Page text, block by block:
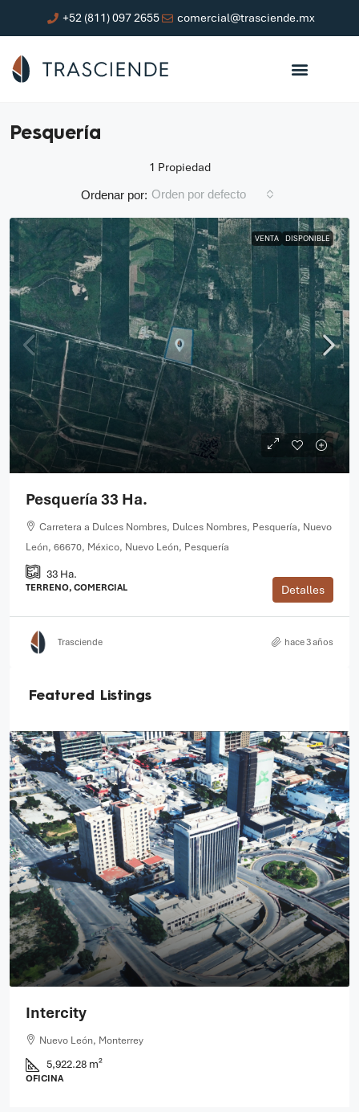
+52 (811) 097 2655 comercial@trasciende.mx
Pesquería
1 Propiedad
Ordenar por: Orden por defecto
VENTA DISPONIBLE
Pesquería 33 Ha.
Carretera a Dulces Nombres, Dulces Nombres, Pesquería, Nuevo
León, 66670, México, Nuevo León, Pesquería
33 Ha.
TERRENO, COMERCIAL Detalles
Trasciende hace 3 años
Featured Listings
Intercity
Nuevo León, Monterrey
5,922.28 m²
OFICINA